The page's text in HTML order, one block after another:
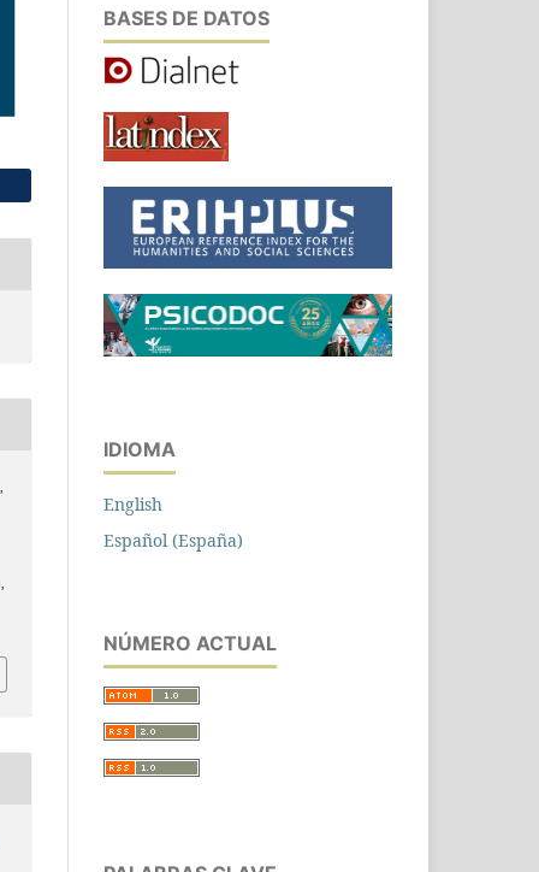
BASES DE DATOS
IDIOMA
English
Español (España)
NÚMERO ACTUAL